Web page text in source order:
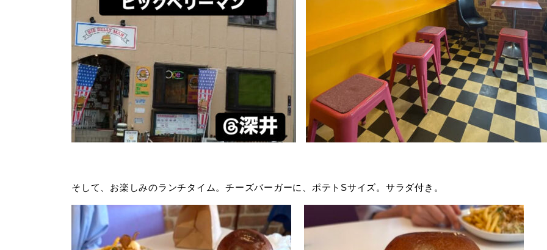
そして、お楽しみのランチタイム。チーズバーガーに、ポテトSサイズ。サラダ付き。